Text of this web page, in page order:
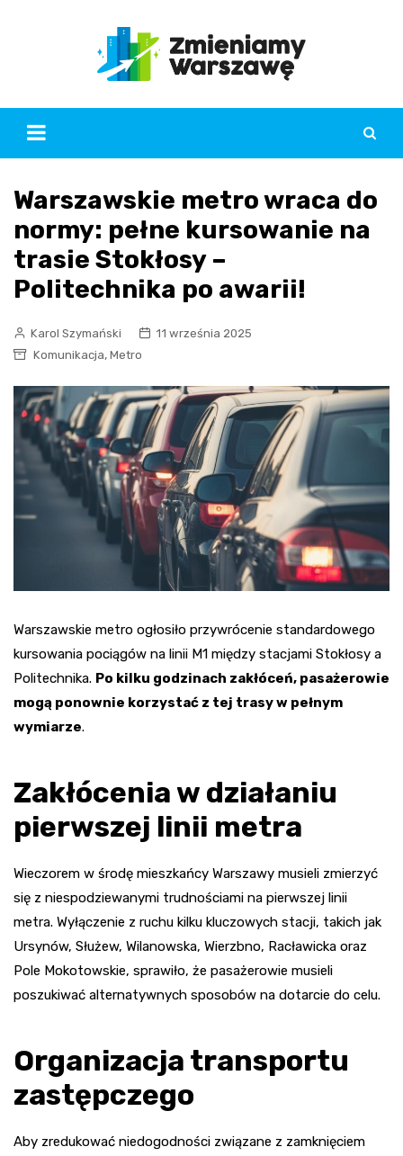
Warszawskie metro wraca do
normy: pełne kursowanie na
trasie Stokłosy –
Politechnika po awarii!
Karol Szymański
11 września 2025
Komunikacja, Metro
Warszawskie metro ogłosiło przywrócenie standardowego
kursowania pociągów na linii M1 między stacjami Stokłosy a
Politechnika. Po kilku godzinach zakłóceń, pasażerowie
mogą ponownie korzystać z tej trasy w pełnym
wymiarze.
Zakłócenia w działaniu
pierwszej linii metra
Wieczorem w środę mieszkańcy Warszawy musieli zmierzyć
się z niespodziewanymi trudnościami na pierwszej linii
metra. Wyłączenie z ruchu kilku kluczowych stacji, takich jak
Ursynów, Służew, Wilanowska, Wierzbno, Racławicka oraz
Pole Mokotowskie, sprawiło, że pasażerowie musieli
poszukiwać alternatywnych sposobów na dotarcie do celu.
Organizacja transportu
zastępczego
Aby zredukować niedogodności związane z zamknięciem